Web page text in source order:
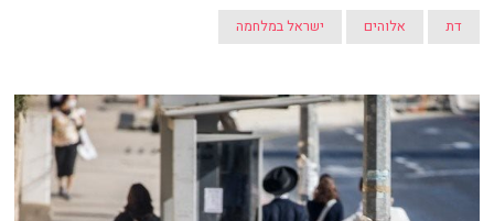
דת אלוהים ישראל במלחמה